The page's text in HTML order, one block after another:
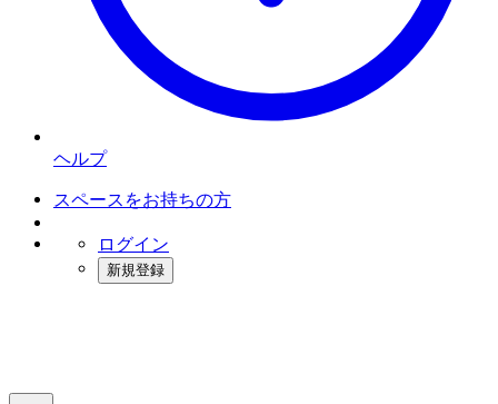
ヘルプ
スペースをお持ちの方
ログイン
新規登録